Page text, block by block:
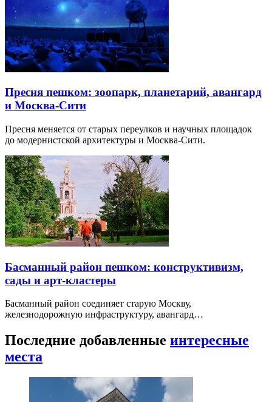
Пресня пешком: зоопарк, планетарий, авангард
и Москва-Сити
Пресня меняется от старых переулков и научных площадок
до модернистской архитектуры и Москва-Сити.
Басманный район пешком: конструктивизм,
сады и арт-кластеры
Басманный район соединяет старую Москву,
железнодорожную инфраструктуру, авангард…
Последние добавленные интересные
места